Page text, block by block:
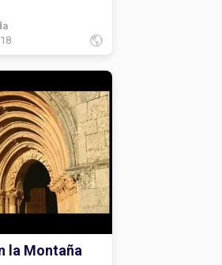
la Montaña